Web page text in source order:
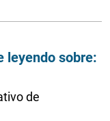
leyendo sobre:
de